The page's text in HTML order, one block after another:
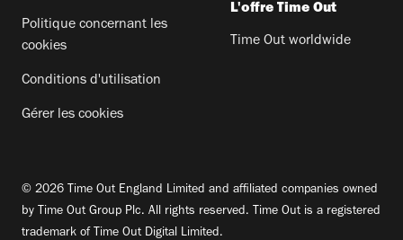
Politique concernant les
cookies
Conditions d'utilisation
Gérer les cookies
L'offre Time Out
Time Out worldwide
© 2026 Time Out England Limited and affiliated companies owned
by Time Out Group Plc. All rights reserved. Time Out is a registered
trademark of Time Out Digital Limited.